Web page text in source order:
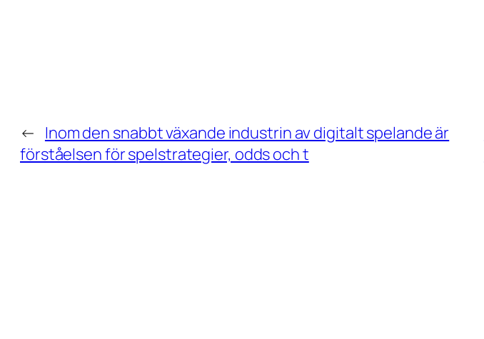
← Inom den snabbt växande industrin av digitalt spelande är
förståelsen för spelstrategier, odds och t